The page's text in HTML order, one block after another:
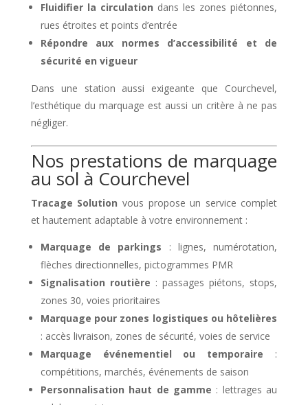
Fluidifier la circulation dans les zones piétonnes,
rues étroites et points d’entrée
Répondre aux normes d’accessibilité et de
sécurité en vigueur
Dans une station aussi exigeante que Courchevel,
l’esthétique du marquage est aussi un critère à ne pas
négliger.
Nos prestations de marquage
au sol à Courchevel
Tracage Solution vous propose un service complet
et hautement adaptable à votre environnement :
Marquage de parkings : lignes, numérotation,
flèches directionnelles, pictogrammes PMR
Signalisation routière : passages piétons, stops,
zones 30, voies prioritaires
Marquage pour zones logistiques ou hôtelières
: accès livraison, zones de sécurité, voies de service
Marquage événementiel ou temporaire :
compétitions, marchés, événements de saison
Personnalisation haut de gamme : lettrages au